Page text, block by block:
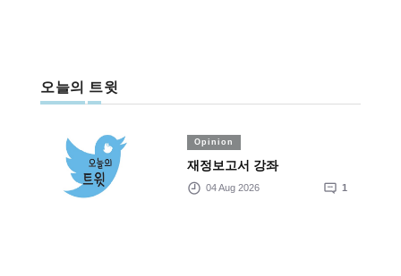
오늘의 트윗
Opinion
재정보고서 강좌
04 Aug 2026 1